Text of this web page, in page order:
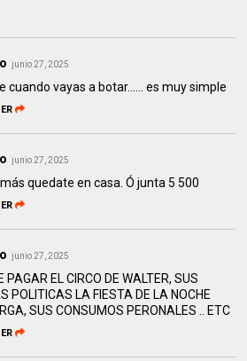
junio 27, 2025
cuando vayas a botar...... es muy simple
junio 27, 2025
quedate en casa. Ó junta 5 500
junio 27, 2025
PAGAR EL CIRCO DE WALTER, SUS
POLITICAS LA FIESTA DE LA NOCHE
SUS CONSUMOS PERONALES .. ETC